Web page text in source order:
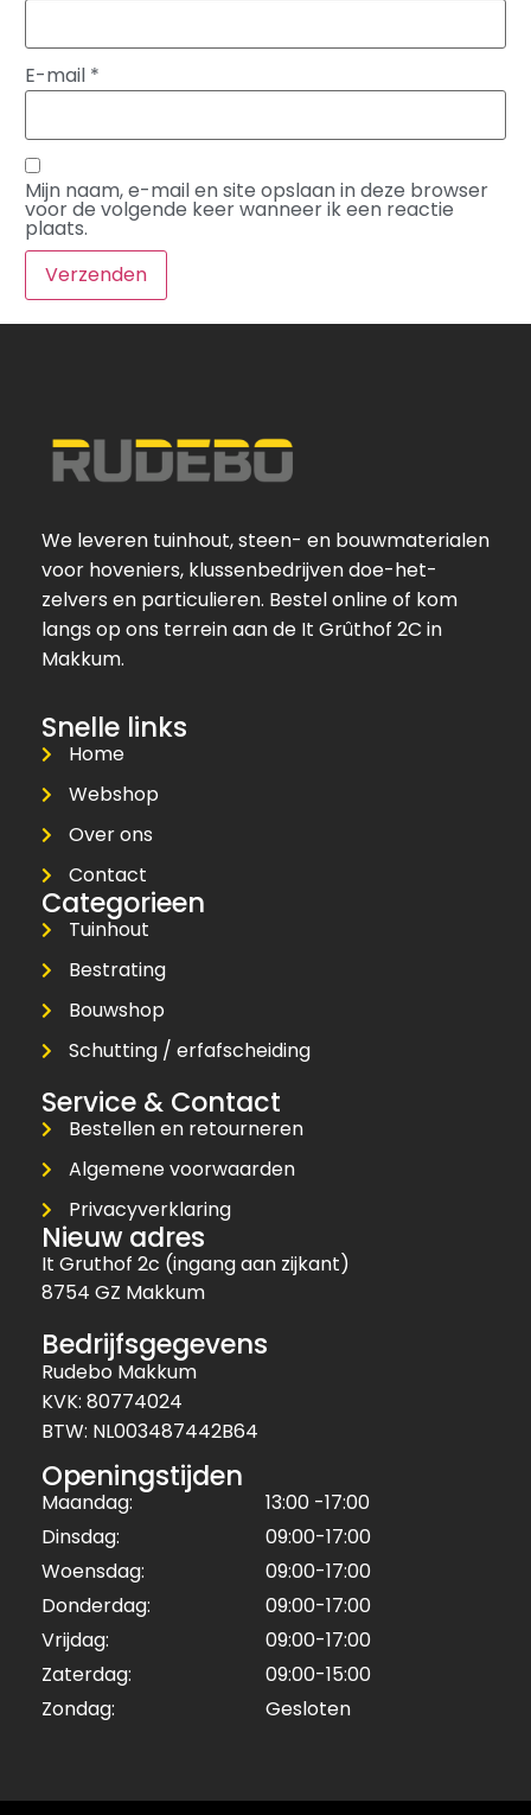
E-mail *
Mijn naam, e-mail en site opslaan in deze browser
voor de volgende keer wanneer ik een reactie
plaats.
We leveren tuinhout, steen- en bouwmaterialen
voor hoveniers, klussenbedrijven doe-het-
zelvers en particulieren. Bestel online of kom
langs op ons terrein aan de It Grûthof 2C in
Makkum.
Snelle links
Home
Webshop
Over ons
Contact
Categorieen
Tuinhout
Bestrating
Bouwshop
Schutting / erfafscheiding
Service & Contact
Bestellen en retourneren
Algemene voorwaarden
Privacyverklaring
Nieuw adres
It Gruthof 2c (ingang aan zijkant)
8754 GZ Makkum
Bedrijfsgegevens
Rudebo Makkum
KVK: 80774024
BTW: NL003487442B64
Openingstijden
Maandag:
13:00 -17:00
Dinsdag:
09:00-17:00
Woensdag:
09:00-17:00
Donderdag:
09:00-17:00
Vrijdag:
09:00-17:00
Zaterdag:
09:00-15:00
Zondag:
Gesloten